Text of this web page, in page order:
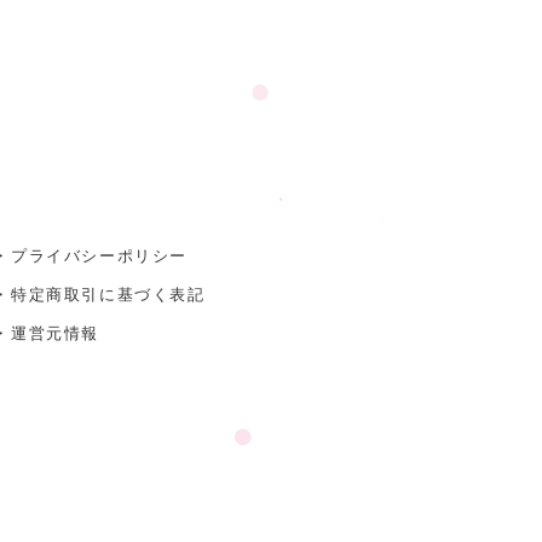
プライバシーポリシー
特定商取引に基づく表記
運営元情報